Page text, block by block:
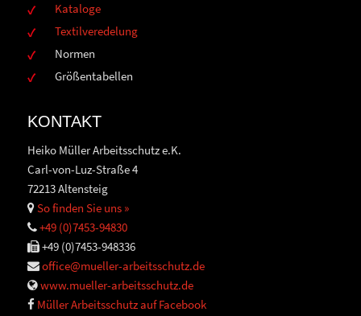
Kataloge
Textilveredelung
Normen
Größentabellen
KONTAKT
Heiko Müller Arbeitsschutz e.K.
Carl-von-Luz-Straße 4
72213 Altensteig
So finden Sie uns »
+49 (0)7453-94830
+49 (0)7453-948336
office@mueller-arbeitsschutz.de
www.mueller-arbeitsschutz.de
Müller Arbeitsschutz auf Facebook